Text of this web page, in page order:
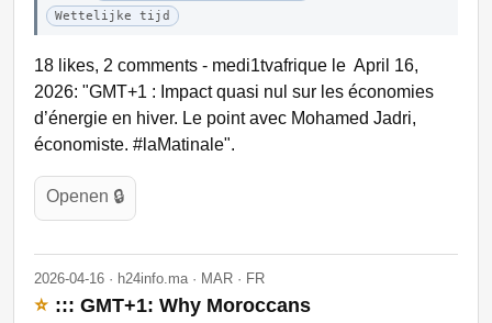
Wettelijke tijd
18 likes, 2 comments - medi1tvafrique le April 16,
2026: "GMT+1 : Impact quasi nul sur les économies
d’énergie en hiver. Le point avec Mohamed Jadri,
économiste. #laMatinale".
Openen 🔒
2026-04-16 · h24info.ma · MAR · FR
⭐ ::: GMT+1: Why Moroccans